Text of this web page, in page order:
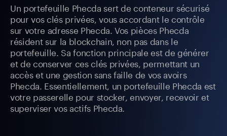
Un portefeuille Phecda sert de conteneur sécurisé
pour vos clés privées, vous accordant le contrôle
sur votre adresse Phecda. Vos pièces Phecda
résident sur la blockchain, non pas dans le
portefeuille. Sa fonction principale est de générer
et de conserver ces clés privées, permettant un
accès et une gestion sans faille de vos avoirs
Phecda. Essentiellement, un portefeuille Phecda est
votre passerelle pour stocker, envoyer, recevoir et
superviser vos actifs Phecda.